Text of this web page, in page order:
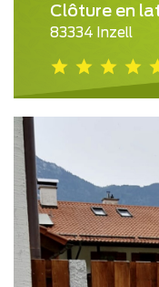
Clôture en
83334 Inzell